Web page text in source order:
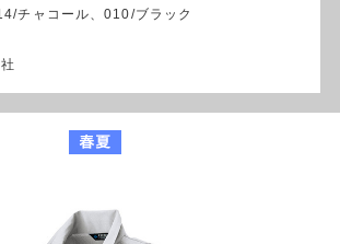
チャコール、010/ブラック